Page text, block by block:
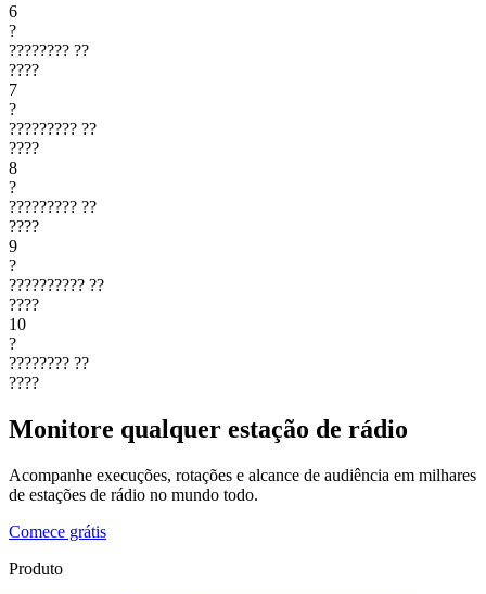
6
?
???????? ??
????
7
?
????????? ??
????
8
?
????????? ??
????
9
?
?????????? ??
????
10
?
???????? ??
????
Monitore qualquer estação de rádio
Acompanhe execuções, rotações e alcance de audiência em milhares
de estações de rádio no mundo todo.
Comece grátis
Produto